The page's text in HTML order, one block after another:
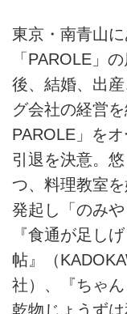
東京・南青山
「PAROLE」
後、結婚、出
グ会社の経営
PAROLE」を
引退を決意。
つ、料理教室
発起し「のみ
『食通が足し
帖』（
社）、『ちゃ
乾物じょうず